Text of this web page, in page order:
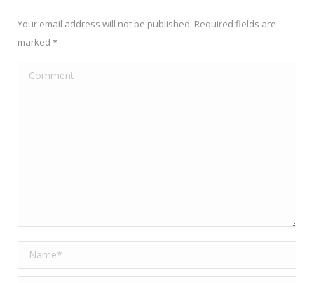
Your email address will not be published. Required fields are
marked *
Comment
Name *